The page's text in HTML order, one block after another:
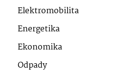
Elektromobilita
Energetika
Ekonomika
Odpady